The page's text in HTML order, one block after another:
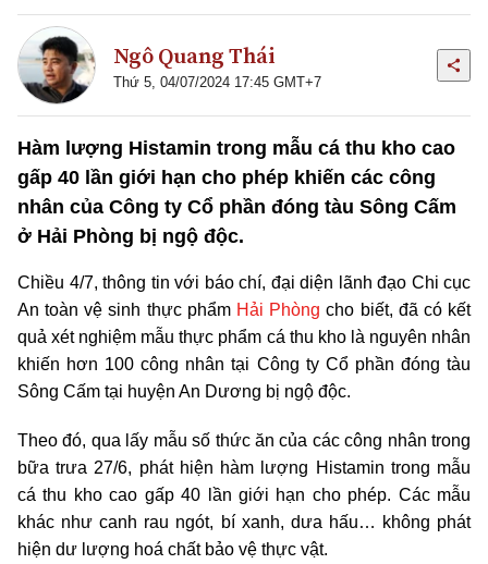
Ngô Quang Thái
Thứ 5, 04/07/2024 17:45 GMT+7
Hàm lượng Histamin trong mẫu cá thu kho cao
gấp 40 lần giới hạn cho phép khiến các công
nhân của Công ty Cổ phần đóng tàu Sông Cấm
ở Hải Phòng bị ngộ độc.
Chiều 4/7, thông tin với báo chí, đại diện lãnh đạo Chi cục
An toàn vệ sinh thực phẩm Hải Phòng cho biết, đã có kết
quả xét nghiệm mẫu thực phẩm cá thu kho là nguyên nhân
khiến hơn 100 công nhân tại Công ty Cổ phần đóng tàu
Sông Cấm tại huyện An Dương bị ngộ độc.
Theo đó, qua lấy mẫu số thức ăn của các công nhân trong
bữa trưa 27/6, phát hiện hàm lượng Histamin trong mẫu
cá thu kho cao gấp 40 lần giới hạn cho phép. Các mẫu
khác như canh rau ngót, bí xanh, dưa hấu… không phát
hiện dư lượng hoá chất bảo vệ thực vật.